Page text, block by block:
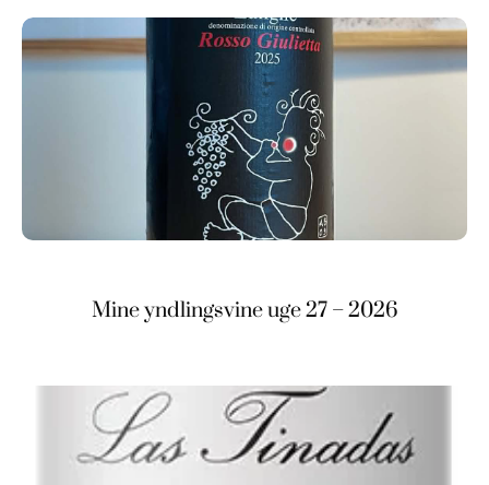
Mine yndlingsvine uge 27 – 2026